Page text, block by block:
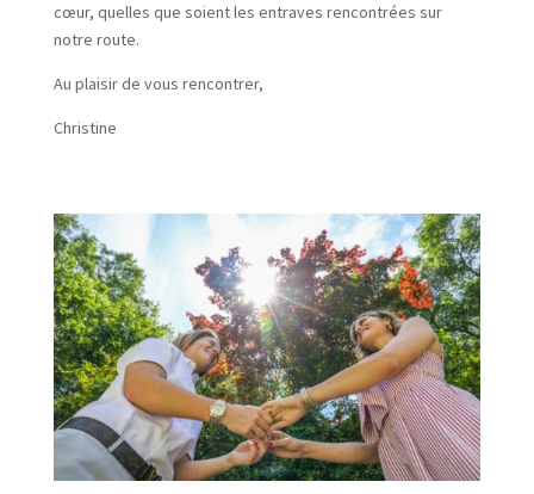
cœur, quelles que soient les entraves rencontrées sur
notre route.
Au plaisir de vous rencontrer,
Christine